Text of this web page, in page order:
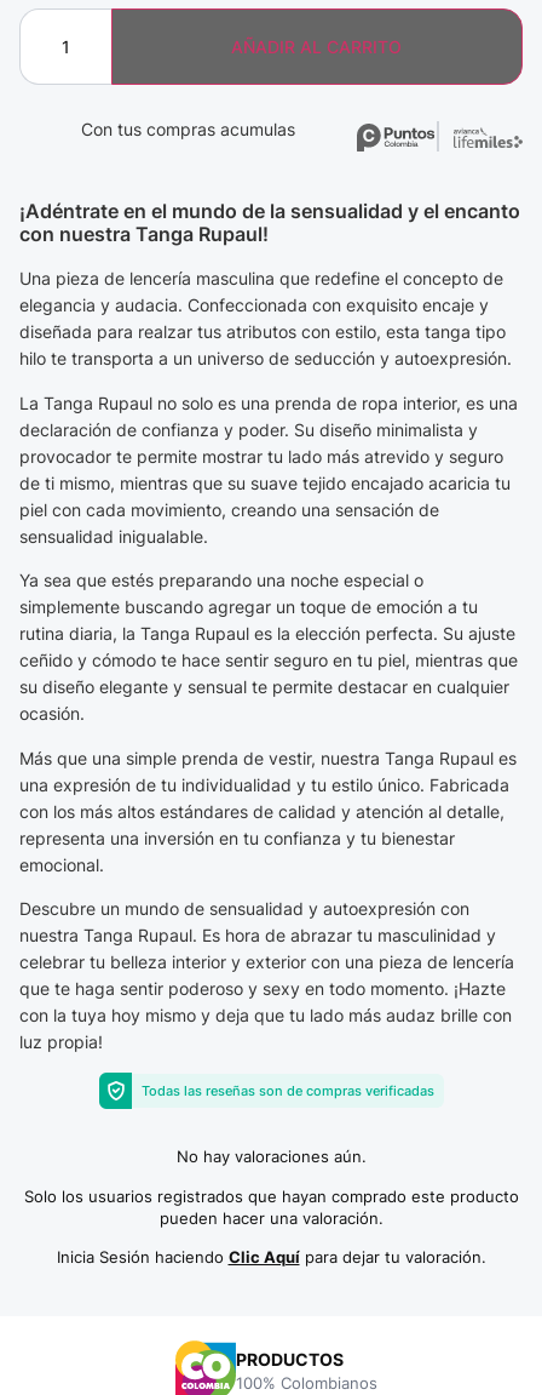
AÑADIR AL CARRITO
Con tus compras acumulas
¡Adéntrate en el mundo de la sensualidad y el encanto
con nuestra Tanga Rupaul!
Una pieza de lencería masculina que redefine el concepto de
elegancia y audacia. Confeccionada con exquisito encaje y
diseñada para realzar tus atributos con estilo, esta tanga tipo
hilo te transporta a un universo de seducción y autoexpresión.
La Tanga Rupaul no solo es una prenda de ropa interior, es una
declaración de confianza y poder. Su diseño minimalista y
provocador te permite mostrar tu lado más atrevido y seguro
de ti mismo, mientras que su suave tejido encajado acaricia tu
piel con cada movimiento, creando una sensación de
sensualidad inigualable.
Ya sea que estés preparando una noche especial o
simplemente buscando agregar un toque de emoción a tu
rutina diaria, la Tanga Rupaul es la elección perfecta. Su ajuste
ceñido y cómodo te hace sentir seguro en tu piel, mientras que
su diseño elegante y sensual te permite destacar en cualquier
ocasión.
Más que una simple prenda de vestir, nuestra Tanga Rupaul es
una expresión de tu individualidad y tu estilo único. Fabricada
con los más altos estándares de calidad y atención al detalle,
representa una inversión en tu confianza y tu bienestar
emocional.
Descubre un mundo de sensualidad y autoexpresión con
nuestra Tanga Rupaul. Es hora de abrazar tu masculinidad y
celebrar tu belleza interior y exterior con una pieza de lencería
que te haga sentir poderoso y sexy en todo momento. ¡Hazte
con la tuya hoy mismo y deja que tu lado más audaz brille con
luz propia!
Todas las reseñas son de compras verificadas
No hay valoraciones aún.
Solo los usuarios registrados que hayan comprado este producto
pueden hacer una valoración.
Inicia Sesión haciendo Clic Aquípara dejar tu valoración.
PRODUCTOS
100% Colombianos